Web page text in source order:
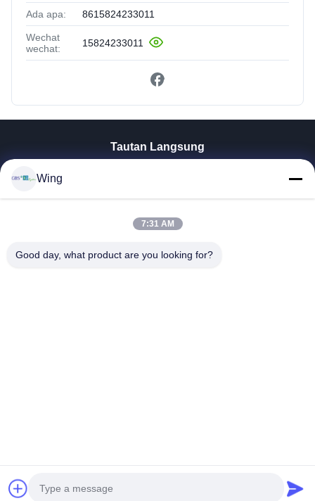
Ada apa: 8615824233011
Wechat
wechat:
15824233011
Tautan Langsung
Pertunjukan VR
Tur Pabrik
© 2026 Zhejiang GBS Energy Co., Ltd.. All Rights Reserved.
Wing
7:31 AM
Good day, what product are you looking for?